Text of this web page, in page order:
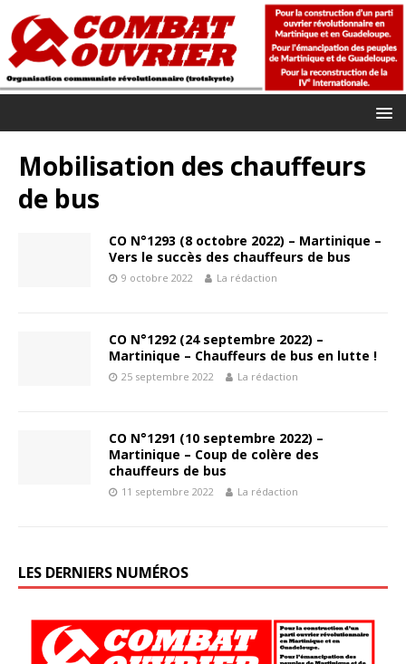
Mobilisation des chauffeurs
de bus
CO N°1293 (8 octobre 2022) – Martinique –
Vers le succès des chauffeurs de bus
9 octobre 2022 La rédaction
CO N°1292 (24 septembre 2022) –
Martinique – Chauffeurs de bus en lutte !
25 septembre 2022 La rédaction
CO N°1291 (10 septembre 2022) –
Martinique – Coup de colère des
chauffeurs de bus
11 septembre 2022 La rédaction
LES DERNIERS NUMÉROS